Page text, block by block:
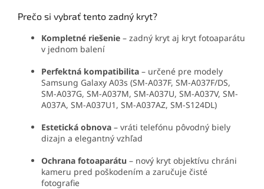
Prečo si vybrať tento zadný kryt?
Kompletné riešenie – zadný kryt aj kryt fotoaparátu
v jednom balení
Perfektná kompatibilita – určené pre modely
Samsung Galaxy A03s (SM-A037F, SM-A037F/DS,
SM-A037G, SM-A037M, SM-A037U, SM-A037V, SM-
A037A, SM-A037U1, SM-A037AZ, SM-S124DL)
Estetická obnova – vráti telefónu pôvodný biely
dizajn a elegantný vzhľad
Ochrana fotoaparátu – nový kryt objektívu chráni
kameru pred poškodením a zaručuje čisté
fotografie